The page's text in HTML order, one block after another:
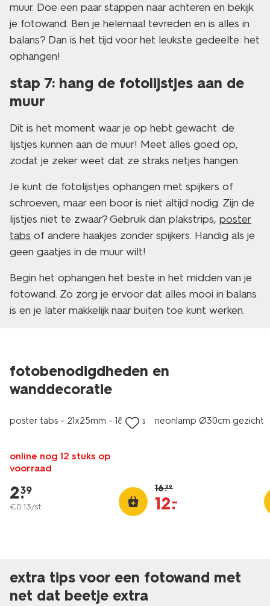
muur. Doe een paar stappen naar achteren en bekijk
je fotowand. Ben je helemaal tevreden en is alles in
balans? Dan is het tijd voor het leukste gedeelte: het
ophangen!
stap 7: hang de fotolijstjes aan de
muur
Dit is het moment waar je op hebt gewacht: de
lijstjes kunnen aan de muur! Meet alles goed op,
zodat je zeker weet dat ze straks netjes hangen.
Je kunt de fotolijstjes ophangen met spijkers of
schroeven, maar een boor is niet altijd nodig. Zijn de
lijstjes niet te zwaar? Gebruik dan plakstrips, poster
tabs of andere haakjes zonder spijkers. Handig als je
geen gaatjes in de muur wilt!
Begin het ophangen het beste in het midden van je
fotowand. Zo zorg je ervoor dat alles mooi in balans
is en je later makkelijk naar buiten toe kunt werken.
fotobenodigdheden en
wanddecoratie
poster tabs - 21x25mm - 18 stuks
online nog 12 stuks op
voorraad
2.
39
€0.13/st.
neonlamp Ø30cm gezicht
16.99
12.
–
extra tips voor een fotowand met
net dat beetje extra